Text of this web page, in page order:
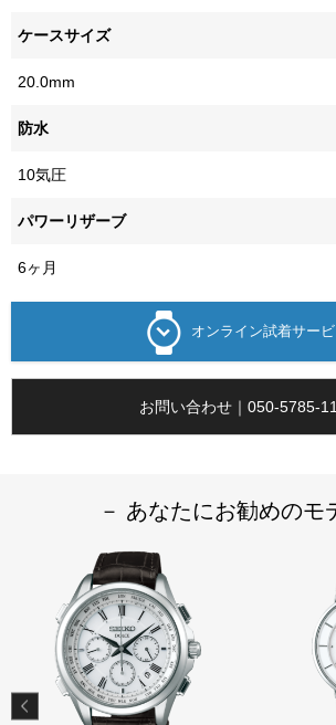
ケースサイズ
20.0mm
防水
10気圧
パワーリザーブ
6ヶ月
オンライン試着サー
お問い合わせ｜050-5785-
－ あなたにお勧めのモ